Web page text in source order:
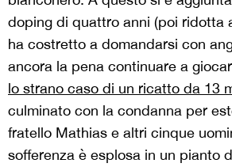
doping di quattro anni (poi ridotta
ha costretto a domandarsi con
ancora la pena continuare a
lo strano caso di un ricatto da 13
culminato con la condanna per
fratello Mathias e altri cinque
sofferenza è esplosa in un pianto